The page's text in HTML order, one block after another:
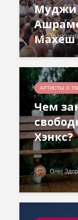
Муджи
Махеш
АРТИСТЫ О ТМ
Чем
Хэнкс?
Олег